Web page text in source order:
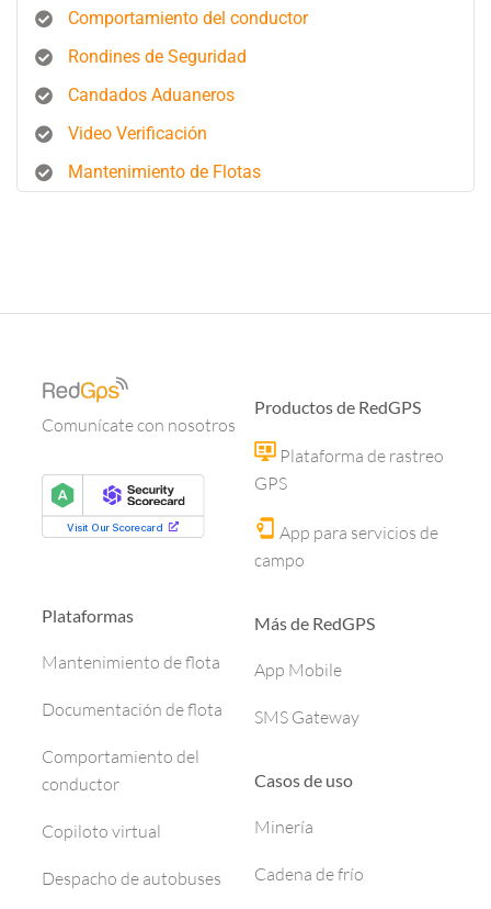
Comportamiento del conductor
Rondines de Seguridad
Candados Aduaneros
Video Verificación
Mantenimiento de Flotas
Comunícate con nosotros
Plataformas
Mantenimiento de flota
Documentación de flota
Comportamiento del
conductor
Copiloto virtual
Despacho de autobuses
Productos de RedGPS
Plataforma de rastreo
GPS
App para servicios de
campo
Más de RedGPS
App Mobile
SMS Gateway
Casos de uso
Minería
Cadena de frío